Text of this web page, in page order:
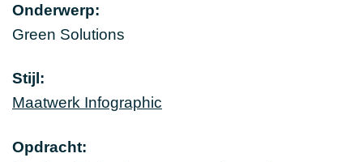
Onderwerp:
Green Solutions
Stijl:
Maatwerk Infographic
Opdracht: